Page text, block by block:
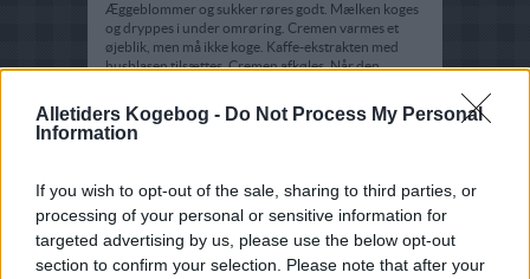
Alletiders Kogebog - Do Not Process My Personal
Information
If you wish to opt-out of the sale, sharing to third parties, or
processing of your personal or sensitive information for
targeted advertising by us, please use the below opt-out
section to confirm your selection. Please note that after your
Æggeblommer og sukker røres godt. Mælken koges
og dryppes i under omrøring. Cremen varmes et
øjeblik, men må ikke koge. Kaffe-ekstrakten med
husblasen tilsættes. Cremen afkøles. Når den
forsigtigt i. Buddingen hældes i en skål og pyntes
med flødeskum, smagt til med vaniljesukker.